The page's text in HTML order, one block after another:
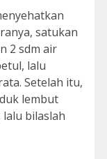
satukan
2 sdm air
lalu
Setelah itu,
lembut
lalu bilaslah